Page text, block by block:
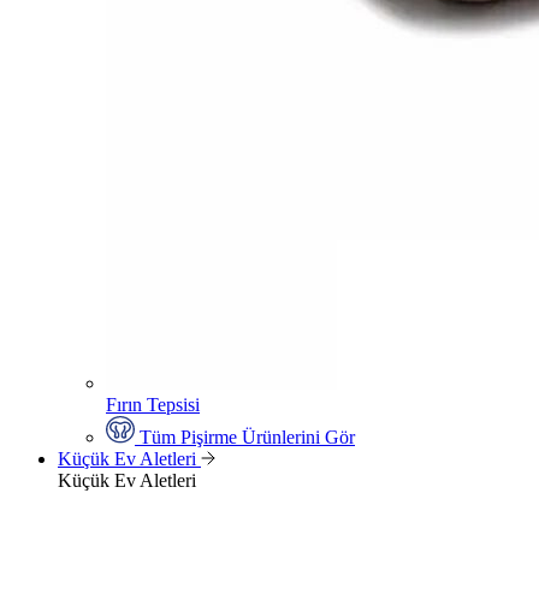
Fırın Tepsisi
Tüm Pişirme Ürünlerini Gör
Küçük Ev Aletleri
Küçük Ev Aletleri